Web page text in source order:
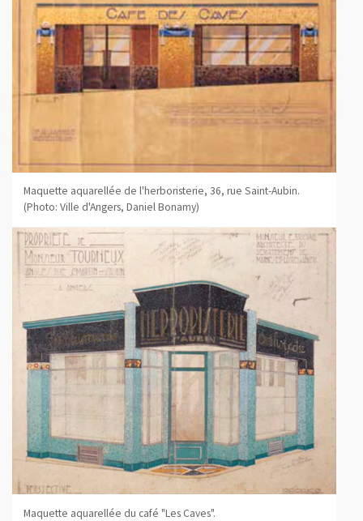
Maquette aquarellée de l'herboristerie, 36, rue Saint-Aubin.
(Photo: Ville d'Angers, Daniel Bonamy)
Maquette aquarellée du café "Les Caves".